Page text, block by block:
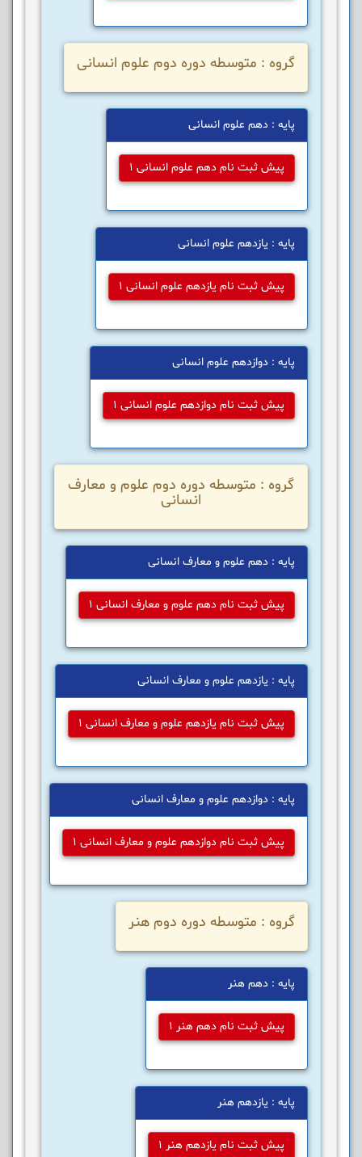
گروه : متوسطه دوره دوم علوم انسانی
پایه : دهم علوم انسانی
پیش ثبت نام دهم علوم انسانی 1
پایه : یازدهم علوم انسانی
پیش ثبت نام یازدهم علوم انسانی 1
پایه : دوازدهم علوم انسانی
پیش ثبت نام دوازدهم علوم انسانی 1
گروه : متوسطه دوره دوم علوم و معارف
انسانی
پایه : دهم علوم و معارف انسانی
پیش ثبت نام دهم علوم و معارف انسانی 1
پایه : یازدهم علوم و معارف انسانی
پیش ثبت نام یازدهم علوم و معارف انسانی 1
پایه : دوازدهم علوم و معارف انسانی
پیش ثبت نام دوازدهم علوم و معارف انسانی 1
گروه : متوسطه دوره دوم هنر
پایه : دهم هنر
پیش ثبت نام دهم هنر 1
پایه : یازدهم هنر
پیش ثبت نام یازدهم هنر 1